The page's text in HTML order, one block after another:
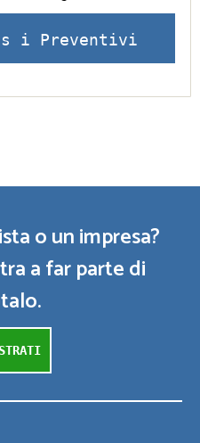
i Preventivi
o un impresa?
a far parte di